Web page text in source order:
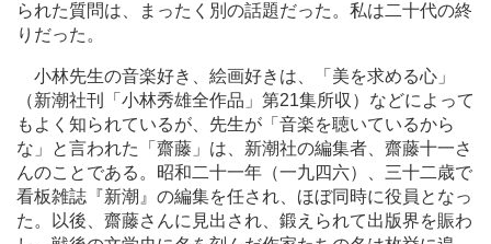
られた質問は、まったく別の話題だった。私は二十代の終
りだった。
小林先生の音楽好き、絵画好きは、「美を求める心」
（新潮社刊「小林秀雄全作品」第21集所収）などによって
もよく知られているが、先生が「音楽を聴いているから
な」と言われた「齋藤」は、新潮社の編集者、齋藤十一さ
んのことである。昭和二十一年（一九四六）、三十二歳で
看板雑誌『新潮』の編集を任され、ほぼ同時に役員となっ
た。以後、齋藤さんに見出され、鍛えられて出版界を賑わ